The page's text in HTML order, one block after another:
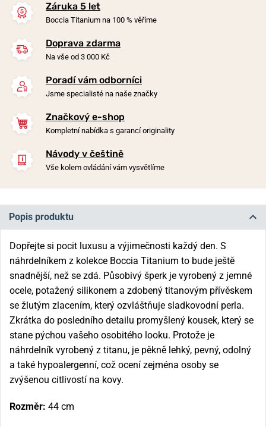
Náhrdelník Boccia Titanium
0858-01
Skladem
990 Kč
Náhrdelník Boccia Titanium
Záruka 5 let
Boccia Titanium na 100 % věříme
Doprava zdarma
Na vše od 3 000 Kč
Poradí vám odborníci
Jsme specialisté na naše značky
Značkový e-shop
Kompletní nabídka s garancí originality
Návody v češtině
Vše kolem ovládání vám vysvětlíme
Popis produktu
Dopřejte si pocit luxusu a výjimečnosti každý den. S
náhrdelníkem z kolekce Boccia Titanium to bude ještě
snadnější, než se zdá. Působivý šperk je vyrobený z jemné
ocele, potažený silikonem a zdobený titanovým přívěskem
se žlutým zlacením, který ozvláštňuje sladkovodní perla.
Zkrátka do posledního detailu promyšlený kousek, který se
stane pýchou vašeho osobitého looku. Protože je
náhrdelník vyrobený z titanu, je pěkně lehký, pevný, odolný
a také hypoalergenní, což ocení zejména osoby se
zvýšenou citlivostí na kovy.
Rozměr: 44 cm